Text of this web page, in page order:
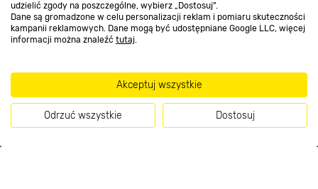
udzielić zgody na poszczególne, wybierz „Dostosuj”.
Dane są gromadzone w celu personalizacji reklam i pomiaru skuteczności
kampanii reklamowych. Dane mogą być udostępniane Google LLC, więcej
informacji można znaleźć tutaj.
Akceptuj wszystkie
Odrzuć wszystkie Dostosuj
Dołącz do nas
Metody płatności